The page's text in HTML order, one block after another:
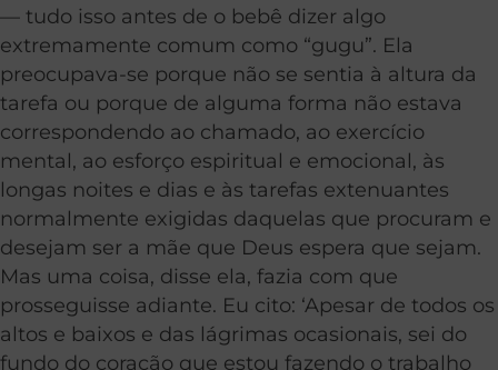
— tudo isso antes de o bebê dizer algo
extremamente comum como “gugu”. Ela
preocupava-se porque não se sentia à altura da
tarefa ou porque de alguma forma não estava
correspondendo ao chamado, ao exercício
mental, ao esforço espiritual e emocional, às
longas noites e dias e às tarefas extenuantes
normalmente exigidas daquelas que procuram e
desejam ser a mãe que Deus espera que sejam.
Mas uma coisa, disse ela, fazia com que
prosseguisse adiante. Eu cito: ‘Apesar de todos os
altos e baixos e das lágrimas ocasionais, sei do
fundo do coração que estou fazendo o trabalho